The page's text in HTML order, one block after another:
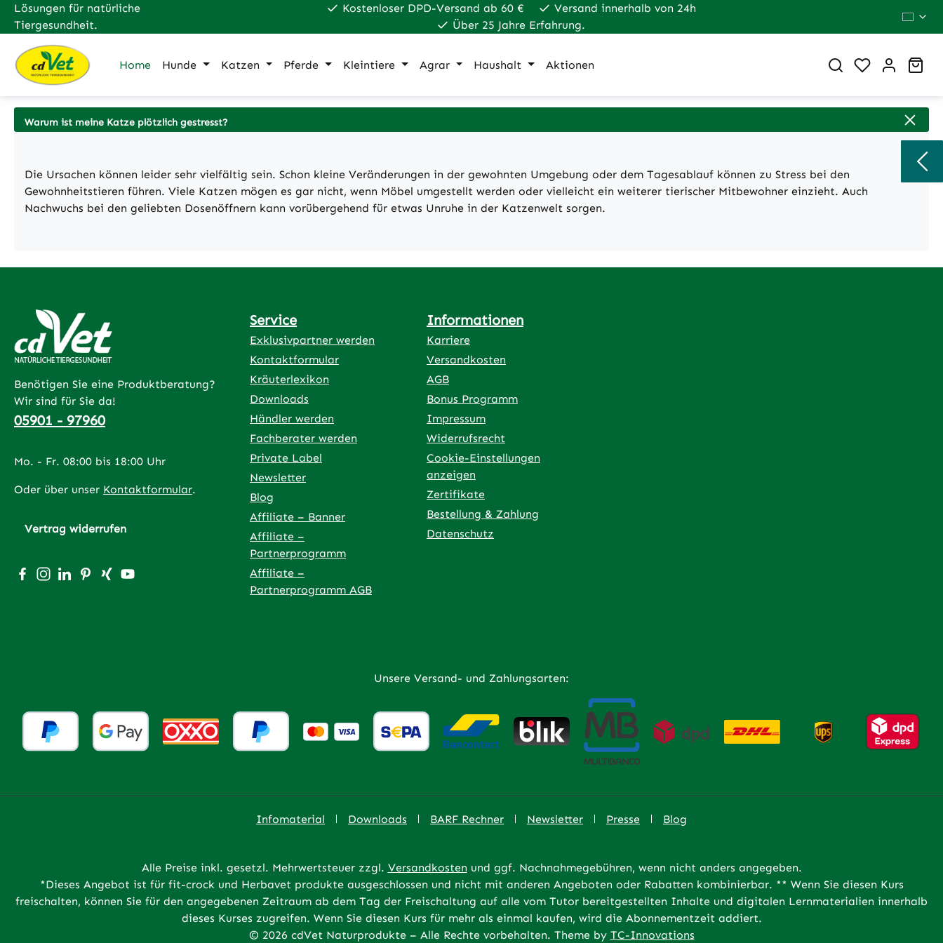
Hauptinhalt springen
Zur Suche springen
Zur Hauptnavigation springen
Lösungen für natürliche
Tiergesundheit.
Kostenloser DPD-Versand ab 60 €
Versand innerhalb von 24h
Über 25 Jahre Erfahrung.
Home Hunde Katzen Pferde Kleintiere Agrar Haushalt Aktionen Du hast 0
Warum ist meine Katze plötzlich gestresst?
Die Ursachen können leider sehr vielfältig sein. Schon kleine Veränderungen in der gewohnten Umgebung oder dem Tagesablauf können zu Stress bei den
Gewohnheitstieren führen. Viele Katzen mögen es gar nicht, wenn Möbel umgestellt werden oder vielleicht ein weiterer tierischer Mitbewohner einzieht. Auch
Nachwuchs bei den geliebten Dosenöffnern kann vorübergehend für etwas Unruhe in der Katzenwelt sorgen.
Benötigen Sie eine Produktberatung?
Wir sind für Sie da!
05901 - 97960
Mo. - Fr. 08:00 bis 18:00 Uhr
Oder über unser Kontaktformular.
Vertrag widerrufen
Besuche uns auf Facebook – öffnet in neuem Tab (externer Link)
Schau auf Instagram vorbei – öffnet in neuem Tab (externer Link)
Vernetze dich mit uns auf LinkedIn – öffnet in neuem Tab (externer Link)
Lass dich auf Pinterest inspirieren – öffnet in neuem Tab (externer Link)
Vernetze dich mit uns auf Xing – öffnet in neuem Tab (externer Link)
Sieh dir unsere Videos auf YouTube an – öffnet in neuem Tab (externer Link)
Service
Exklusivpartner werden
Kontaktformular
Kräuterlexikon
Downloads
Händler werden
Fachberater werden
Private Label
Newsletter
Blog
Affiliate – Banner
Affiliate –
Partnerprogramm
Affiliate –
Partnerprogramm AGB
Informationen
Karriere
Versandkosten
AGB
Bonus Programm
Impressum
Widerrufsrecht
Cookie-Einstellungen
anzeigen
Zertifikate
Bestellung & Zahlung
Datenschutz
Unsere Versand- und Zahlungsarten:
Infomaterial Downloads BARF Rechner Newsletter Presse Blog
Alle Preise inkl. gesetzl. Mehrwertsteuer zzgl. Versandkosten und ggf. Nachnahmegebühren, wenn nicht anders angegeben.
*Dieses Angebot ist für fit-crock und Herbavet produkte ausgeschlossen und nicht mit anderen Angeboten oder Rabatten kombinierbar. ** Wenn Sie diesen Kurs
freischalten, können Sie für den angegebenen Zeitraum ab dem Tag der Freischaltung auf alle vom Tutor bereitgestellten Inhalte und digitalen Lernmaterialien innerhalb
dieses Kurses zugreifen. Wenn Sie diesen Kurs für mehr als einmal kaufen, wird die Abonnementzeit addiert.
© 2026 cdVet Naturprodukte – Alle Rechte vorbehalten. Theme by TC-Innovations